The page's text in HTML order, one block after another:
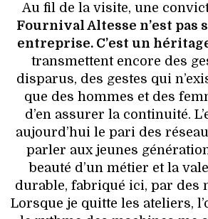
Au fil de la visite, une
Fournival Altesse n’est pas
entreprise. C’est un
transmettent encore des
disparus, des gestes qui
que des hommes et des
d’en assurer la continuité.
aujourd’hui le pari des
parler aux jeunes
beauté d’un métier et la
durable, fabriqué ici, par des
Lorsque je quitte les ateliers,